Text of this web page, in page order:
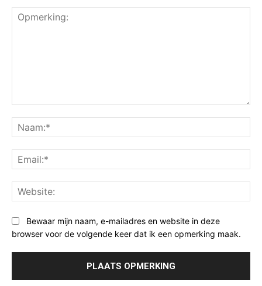
Bewaar mijn naam, e-mailadres en website in deze
browser voor de volgende keer dat ik een opmerking maak.